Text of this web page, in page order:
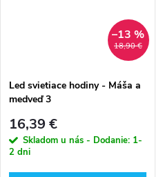
18,90 €
–13 %
Led svietiace hodiny - Máša a
medveď 3
16,39 €
Skladom u nás - Dodanie: 1-
2 dni